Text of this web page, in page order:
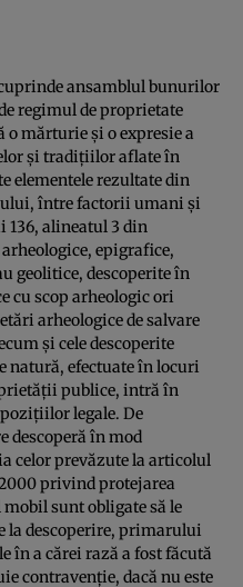
ansamblul bunurilor
regimul de proprietate
o mărturie şi o expresie a
şi tradiţiilor aflate în
elementele rezultate din
între factorii umani şi
alineatul 3 din
epigrafice,
geolitice, descoperite în
cu scop arheologic ori
arheologice de salvare
şi cele descoperite
efectuate în locuri
publice, intră în
legale. De
descoperă în mod
celor prevăzute la articolul
privind protejarea
sunt obligate să le
la descoperire, primarului
a cărei rază a fost făcută
contravenţie, dacă nu este